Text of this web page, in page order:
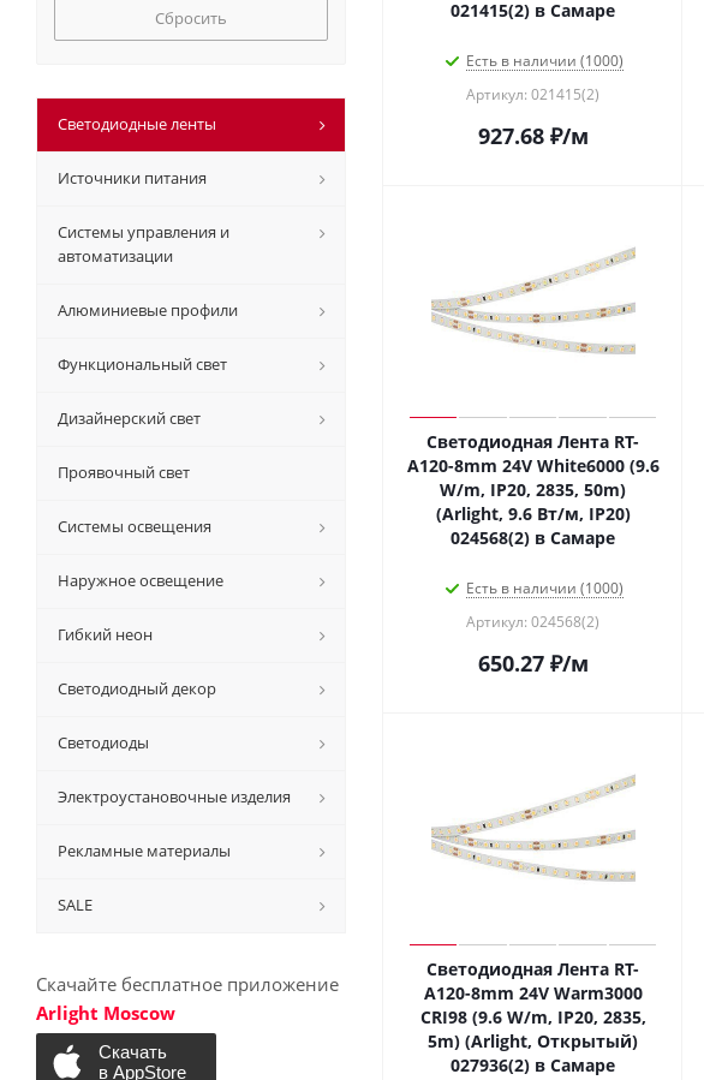
021415(2) в Самаре
Есть в наличии (1000)
Артикул: 021415(2)
927.68₽/м
Светодиодная Лента RT-
A120-8mm 24V White6000 (9.6
W/m, IP20, 2835, 50m)
(Arlight, 9.6 Вт/м, IP20)
024568(2) в Самаре
Есть в наличии (1000)
Артикул: 024568(2)
650.27₽/м
Светодиодная Лента RT-
A120-8mm 24V Warm3000
CRI98 (9.6 W/m, IP20, 2835,
5m) (Arlight, Открытый)
027936(2) в Самаре
Сбросить
Светодиодные ленты
Источники питания
Системы управления и
автоматизации
Алюминиевые профили
Функциональный свет
Дизайнерский свет
Проявочный свет
Системы освещения
Наружное освещение
Гибкий неон
Светодиодный декор
Светодиоды
Электроустановочные изделия
Рекламные материалы
SALE
Скачайте бесплатное приложение
Arlight Moscow